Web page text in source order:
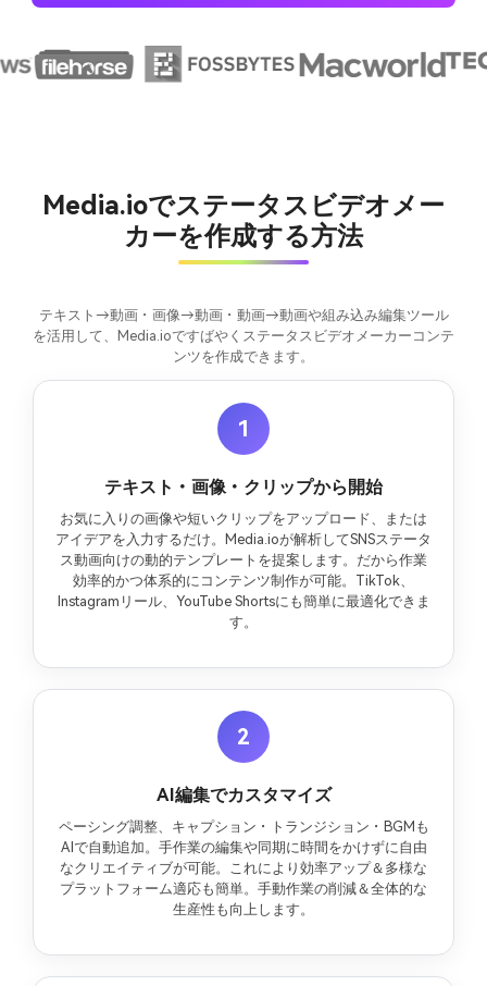
Media.ioでステータスビデオメー
カーを作成する方法
テキスト→動画・画像→動画・動画→動画や組み込み編集ツール
を活用して、Media.ioですばやくステータスビデオメーカーコンテ
ンツを作成できます。
1
テキスト・画像・クリップから開始
お気に入りの画像や短いクリップをアップロード、または
アイデアを入力するだけ。Media.ioが解析してSNSステータ
ス動画向けの動的テンプレートを提案します。だから作業
効率的かつ体系的にコンテンツ制作が可能。TikTok、
Instagramリール、YouTube Shortsにも簡単に最適化できま
す。
2
AI編集でカスタマイズ
ペーシング調整、キャプション・トランジション・BGMも
AIで自動追加。手作業の編集や同期に時間をかけずに自由
なクリエイティブが可能。これにより効率アップ＆多様な
プラットフォーム適応も簡単。手動作業の削減＆全体的な
生産性も向上します。